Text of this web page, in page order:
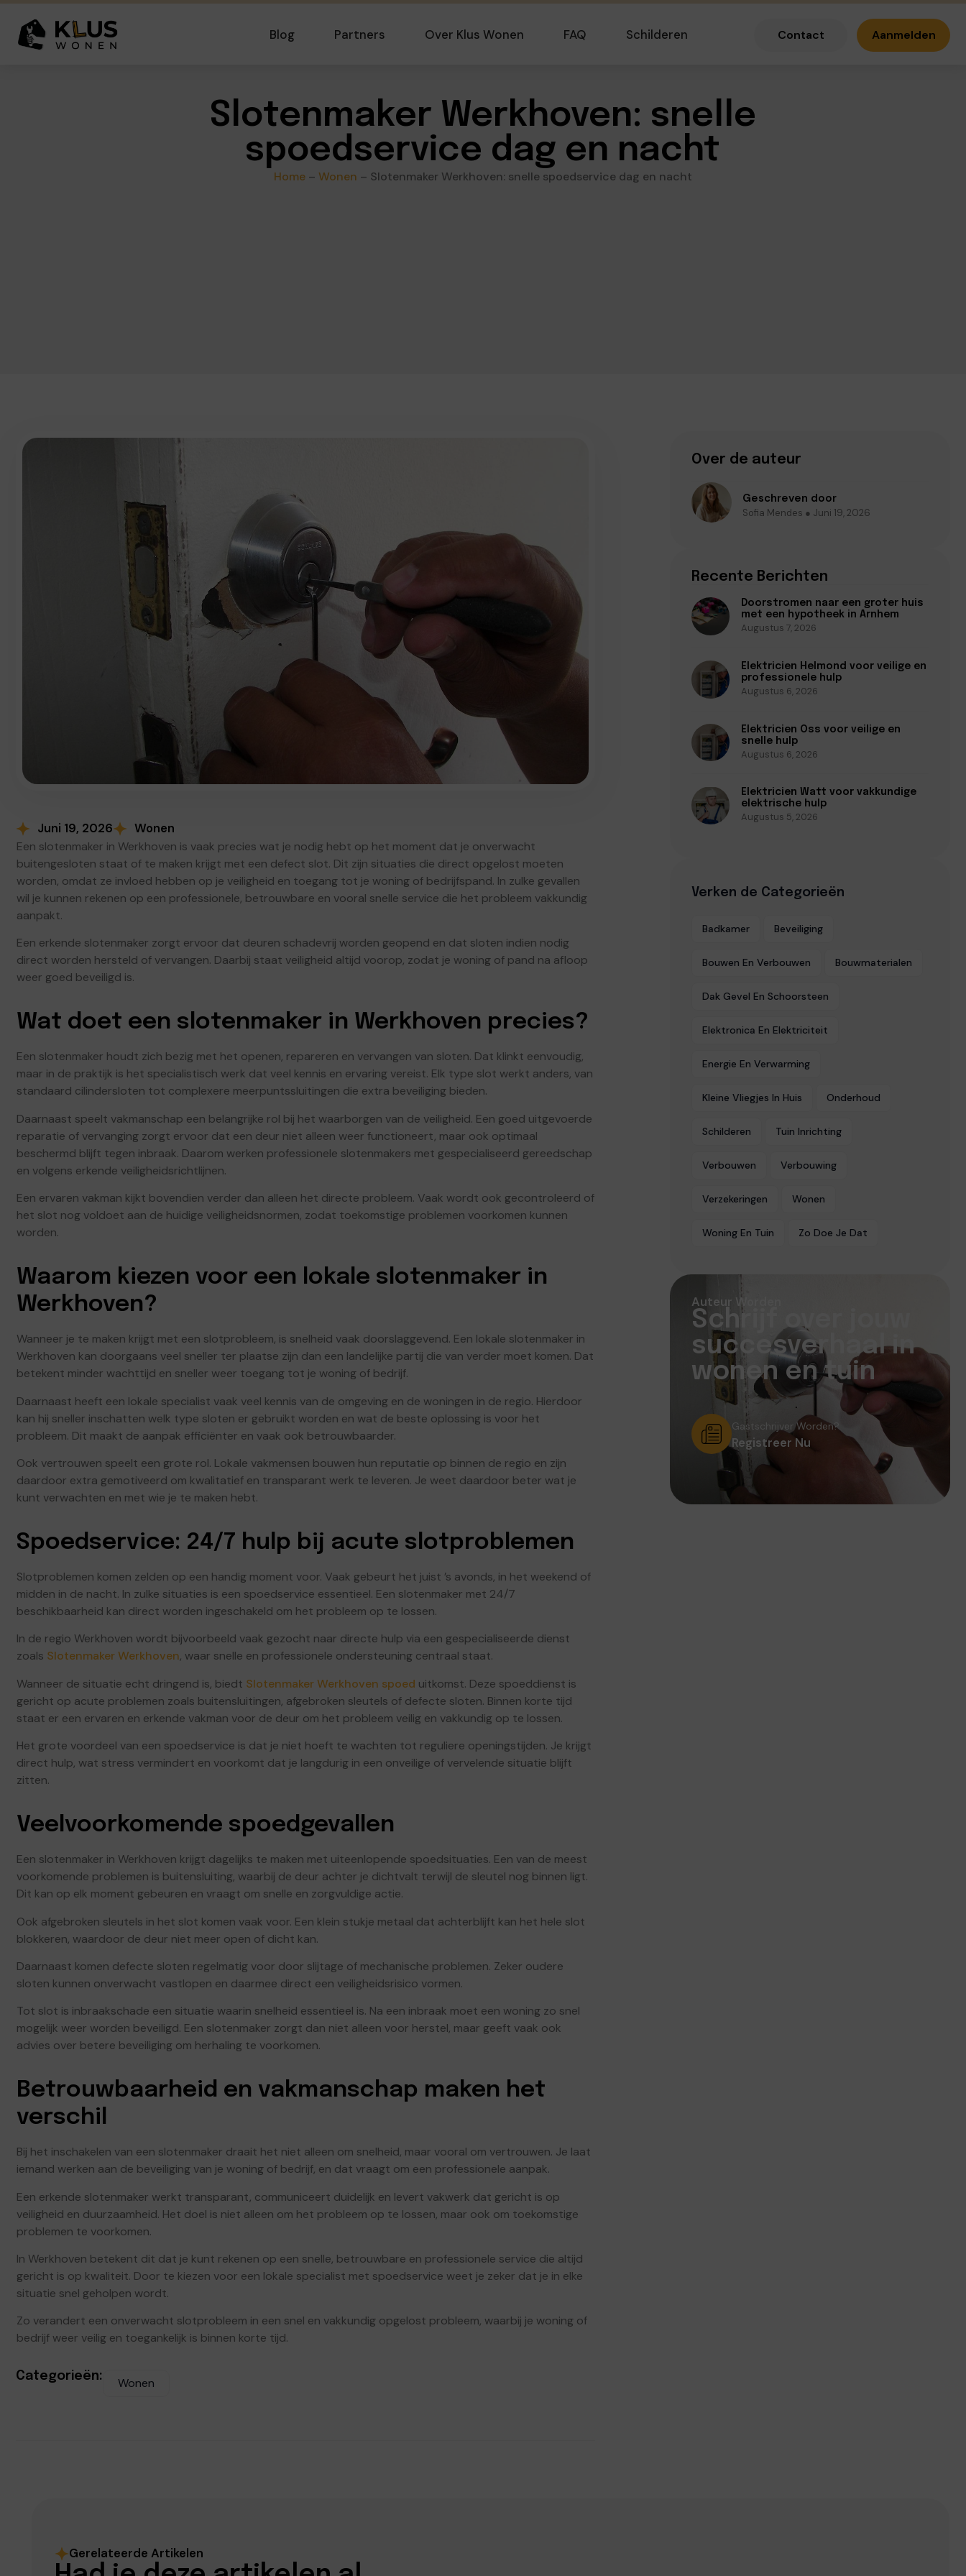
Blog Partners Over Klus Wonen FAQ Schilderen Contact Aanmelden
Slotenmaker Werkhoven: snelle
spoedservice dag en nacht
Home – Wonen – Slotenmaker Werkhoven: snelle spoedservice dag en nacht
Juni 19, 2026 Wonen
Een slotenmaker in Werkhoven is vaak precies wat je nodig hebt op het moment dat je onverwacht
buitengesloten staat of te maken krijgt met een defect slot. Dit zijn situaties die direct opgelost moeten
worden, omdat ze invloed hebben op je veiligheid en toegang tot je woning of bedrijfspand. In zulke gevallen
wil je kunnen rekenen op een professionele, betrouwbare en vooral snelle service die het probleem vakkundig
aanpakt.
Een erkende slotenmaker zorgt ervoor dat deuren schadevrij worden geopend en dat sloten indien nodig
direct worden hersteld of vervangen. Daarbij staat veiligheid altijd voorop, zodat je woning of pand na afloop
weer goed beveiligd is.
Wat doet een slotenmaker in Werkhoven precies?
Een slotenmaker houdt zich bezig met het openen, repareren en vervangen van sloten. Dat klinkt eenvoudig,
maar in de praktijk is het specialistisch werk dat veel kennis en ervaring vereist. Elk type slot werkt anders, van
standaard cilindersloten tot complexere meerpuntssluitingen die extra beveiliging bieden.
Daarnaast speelt vakmanschap een belangrijke rol bij het waarborgen van de veiligheid. Een goed uitgevoerde
reparatie of vervanging zorgt ervoor dat een deur niet alleen weer functioneert, maar ook optimaal
beschermd blijft tegen inbraak. Daarom werken professionele slotenmakers met gespecialiseerd gereedschap
en volgens erkende veiligheidsrichtlijnen.
Een ervaren vakman kijkt bovendien verder dan alleen het directe probleem. Vaak wordt ook gecontroleerd of
het slot nog voldoet aan de huidige veiligheidsnormen, zodat toekomstige problemen voorkomen kunnen
worden.
Waarom kiezen voor een lokale slotenmaker in
Werkhoven?
Wanneer je te maken krijgt met een slotprobleem, is snelheid vaak doorslaggevend. Een lokale slotenmaker in
Werkhoven kan doorgaans veel sneller ter plaatse zijn dan een landelijke partij die van verder moet komen. Dat
betekent minder wachttijd en sneller weer toegang tot je woning of bedrijf.
Daarnaast heeft een lokale specialist vaak veel kennis van de omgeving en de woningen in de regio. Hierdoor
kan hij sneller inschatten welk type sloten er gebruikt worden en wat de beste oplossing is voor het
probleem. Dit maakt de aanpak efficiënter en vaak ook betrouwbaarder.
Ook vertrouwen speelt een grote rol. Lokale vakmensen bouwen hun reputatie op binnen de regio en zijn
daardoor extra gemotiveerd om kwalitatief en transparant werk te leveren. Je weet daardoor beter wat je
kunt verwachten en met wie je te maken hebt.
Spoedservice: 24/7 hulp bij acute slotproblemen
Slotproblemen komen zelden op een handig moment voor. Vaak gebeurt het juist ’s avonds, in het weekend of
midden in de nacht. In zulke situaties is een spoedservice essentieel. Een slotenmaker met 24/7
beschikbaarheid kan direct worden ingeschakeld om het probleem op te lossen.
In de regio Werkhoven wordt bijvoorbeeld vaak gezocht naar directe hulp via een gespecialiseerde dienst
zoals Slotenmaker Werkhoven, waar snelle en professionele ondersteuning centraal staat.
Wanneer de situatie echt dringend is, biedt Slotenmaker Werkhoven spoed uitkomst. Deze spoeddienst is
gericht op acute problemen zoals buitensluitingen, afgebroken sleutels of defecte sloten. Binnen korte tijd
staat er een ervaren en erkende vakman voor de deur om het probleem veilig en vakkundig op te lossen.
Het grote voordeel van een spoedservice is dat je niet hoeft te wachten tot reguliere openingstijden. Je krijgt
direct hulp, wat stress vermindert en voorkomt dat je langdurig in een onveilige of vervelende situatie blijft
zitten.
Veelvoorkomende spoedgevallen
Een slotenmaker in Werkhoven krijgt dagelijks te maken met uiteenlopende spoedsituaties. Een van de meest
voorkomende problemen is buitensluiting, waarbij de deur achter je dichtvalt terwijl de sleutel nog binnen ligt.
Dit kan op elk moment gebeuren en vraagt om snelle en zorgvuldige actie.
Ook afgebroken sleutels in het slot komen vaak voor. Een klein stukje metaal dat achterblijft kan het hele slot
blokkeren, waardoor de deur niet meer open of dicht kan.
Daarnaast komen defecte sloten regelmatig voor door slijtage of mechanische problemen. Zeker oudere
sloten kunnen onverwacht vastlopen en daarmee direct een veiligheidsrisico vormen.
Tot slot is inbraakschade een situatie waarin snelheid essentieel is. Na een inbraak moet een woning zo snel
mogelijk weer worden beveiligd. Een slotenmaker zorgt dan niet alleen voor herstel, maar geeft vaak ook
advies over betere beveiliging om herhaling te voorkomen.
Betrouwbaarheid en vakmanschap maken het
verschil
Bij het inschakelen van een slotenmaker draait het niet alleen om snelheid, maar vooral om vertrouwen. Je laat
iemand werken aan de beveiliging van je woning of bedrijf, en dat vraagt om een professionele aanpak.
Een erkende slotenmaker werkt transparant, communiceert duidelijk en levert vakwerk dat gericht is op
veiligheid en duurzaamheid. Het doel is niet alleen om het probleem op te lossen, maar ook om toekomstige
problemen te voorkomen.
In Werkhoven betekent dit dat je kunt rekenen op een snelle, betrouwbare en professionele service die altijd
gericht is op kwaliteit. Door te kiezen voor een lokale specialist met spoedservice weet je zeker dat je in elke
situatie snel geholpen wordt.
Zo verandert een onverwacht slotprobleem in een snel en vakkundig opgelost probleem, waarbij je woning of
bedrijf weer veilig en toegankelijk is binnen korte tijd.
Categorieën: Wonen
Over de auteur
Geschreven door
Sofia Mendes ● Juni 19, 2026
Recente Berichten
Doorstromen naar een groter huis
met een hypotheek in Arnhem
Augustus 7, 2026
Elektricien Helmond voor veilige en
professionele hulp
Augustus 6, 2026
Elektricien Oss voor veilige en
snelle hulp
Augustus 6, 2026
Elektricien Watt voor vakkundige
elektrische hulp
Augustus 5, 2026
Verken de Categorieën
Badkamer Beveiliging
Bouwen En Verbouwen Bouwmaterialen
Dak Gevel En Schoorsteen
Elektronica En Elektriciteit
Energie En Verwarming
Kleine Vliegjes In Huis Onderhoud
Schilderen Tuin Inrichting
Verbouwen Verbouwing
Verzekeringen Wonen
Woning En Tuin Zo Doe Je Dat
Auteur Worden
Schrijf over jouw
succesverhaal in
wonen en tuin
Gastschrijver Worden?
Registreer Nu
Gerelateerde Artikelen